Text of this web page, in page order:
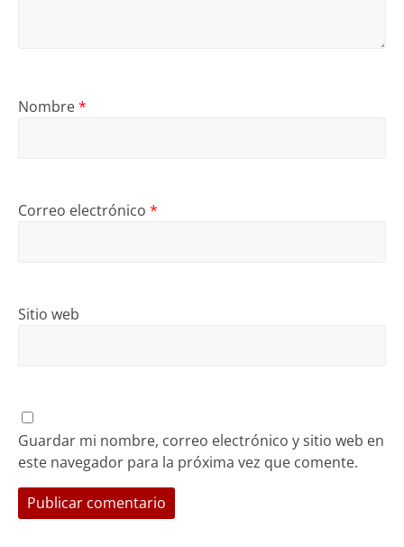
Nombre*
Correo electrónico *
Sitio web
Guardar mi nombre, correo electrónico y sitio web en
este navegador para la próxima vez que comente.